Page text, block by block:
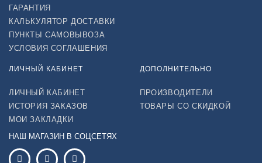
ГАРАНТИЯ
КАЛЬКУЛЯТОР ДОСТАВКИ
ПУНКТЫ САМОВЫВОЗА
УСЛОВИЯ СОГЛАШЕНИЯ
ЛИЧНЫЙ КАБИНЕТ
ЛИЧНЫЙ КАБИНЕТ
ИСТОРИЯ ЗАКАЗОВ
МОИ ЗАКЛАДКИ
ДОПОЛНИТЕЛЬНО
ПРОИЗВОДИТЕЛИ
ТОВАРЫ СО СКИДКОЙ
НАШ МАГАЗИН В СОЦСЕТЯХ